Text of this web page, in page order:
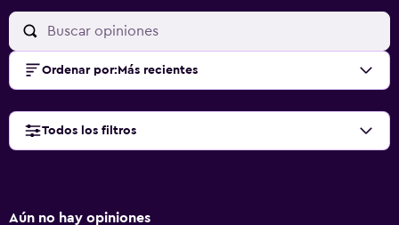
Ordenar por: Más recientes
Todos los filtros
Aún no hay opiniones